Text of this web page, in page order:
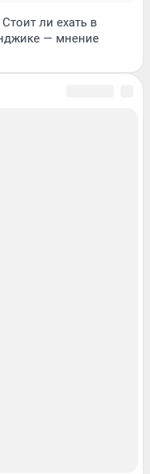
ли ехать в
— мнение